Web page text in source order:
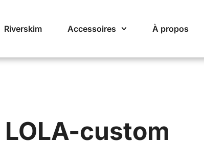
Riverskim Accessoires À propos
LOLA-custom